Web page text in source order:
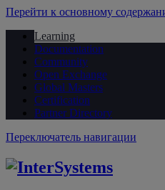
Перейти к основному
Learning
Documentation
Community
Open Exchange
Global Masters
Certification
Partner Directory
Переключатель навигации